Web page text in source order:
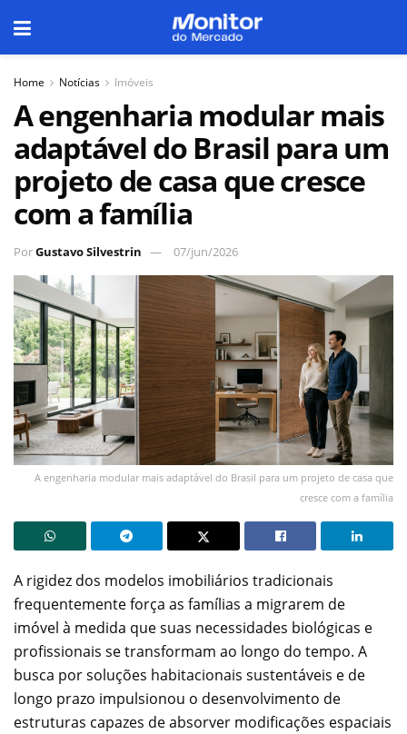
Home Notícias Imóveis
A engenharia modular mais
adaptável do Brasil para um
projeto de casa que cresce
com a família
PorGustavo Silvestrin 07/jun/2026
A engenharia modular mais adaptável do Brasil para um projeto de casa que
cresce com a família
A rigidez dos modelos imobiliários tradicionais
frequentemente força as famílias a migrarem de
imóvel à medida que suas necessidades biológicas e
profissionais se transformam ao longo do tempo. A
busca por soluções habitacionais sustentáveis e de
longo prazo impulsionou o desenvolvimento de
estruturas capazes de absorver modificações espaciais